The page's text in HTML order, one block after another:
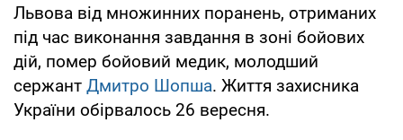
Львова від множинних поранень, отриманих
під час виконання завдання в зоні бойових
дій, помер бойовий медик, молодший
сержант Дмитро Шопша. Життя захисника
України обірвалось 26 вересня.